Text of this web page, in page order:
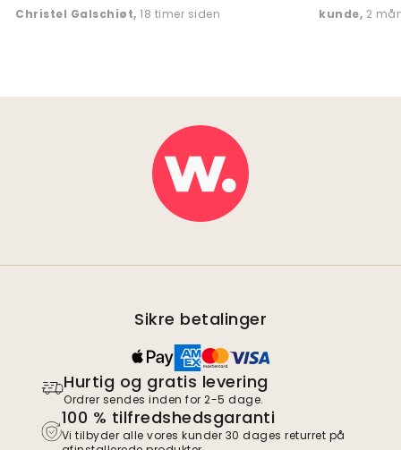
Christel Galschiøt, 18 timer siden kunde, 2
Sikre betalinger
Hurtig og gratis levering
Ordrer sendes inden for 2-5 dage.
100 % tilfredshedsgaranti
Vi tilbyder alle vores kunder 30 dages returret på